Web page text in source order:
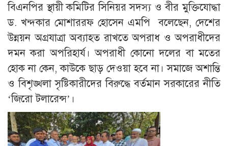
বিএনপির স্থায়ী কমিটির সিনিয়র সদস্য ও বীর মুক্তিযোদ্ধা
ড. খন্দকার মোশাররফ হোসেন এমপি বলেছেন, দেশের
উন্নয়ন অগ্রযাত্রা অব্যাহত রাখতে অপরাধ ও অপরাধীদের
দমন করা অপরিহার্য। অপরাধী কোনো দলের বা মতের
হোক না কেন, কাউকে ছাড় দেওয়া হবে না। সমাজে অশান্তি
ও বিশৃঙ্খলা সৃষ্টিকারীদের বিরুদ্ধে বর্তমান সরকারের নীতি
‘জিরো টলারেন্স’।